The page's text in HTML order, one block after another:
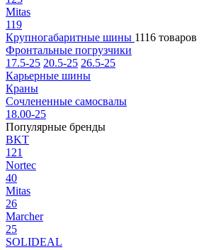
Mitas
119
Крупногабаритные шины 1116 товаров
Фронтальные погрузчики
17.5-25 20.5-25 26.5-25
Карьерные шины
Краны
Сочлененные самосвалы
18.00-25
Популярные бренды
BKT
121
Nortec
40
Mitas
26
Marcher
25
SOLIDEAL